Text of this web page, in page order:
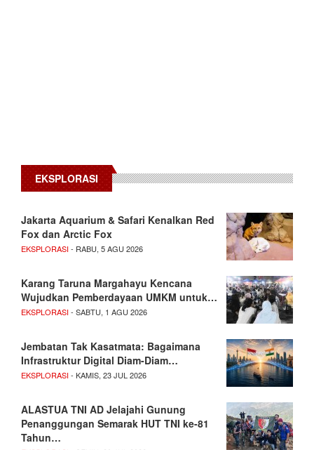
EKSPLORASI
Jakarta Aquarium & Safari Kenalkan Red
Fox dan Arctic Fox
EKSPLORASI- RABU, 5 AGU 2026
Karang Taruna Margahayu Kencana
Wujudkan Pemberdayaan UMKM untuk…
EKSPLORASI- SABTU, 1 AGU 2026
Jembatan Tak Kasatmata: Bagaimana
Infrastruktur Digital Diam-Diam…
EKSPLORASI- KAMIS, 23 JUL 2026
ALASTUA TNI AD Jelajahi Gunung
Penanggungan Semarak HUT TNI ke-81
Tahun…